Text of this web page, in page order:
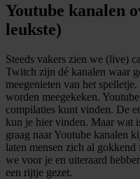
Youtube kanalen
leukste)
Steeds vakers zien we (live)
Twitch zijn dé kanalen waar
meegenieten van het
worden meegekeken.
compilaties kunt vinden. De
kun je hier vinden. Maar wat
graag naar Youtube kanalen
laten mensen zich al
we voor je en uiteraard
een rijtje gezet.